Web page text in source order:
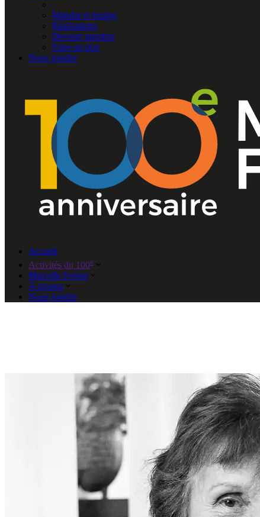
Mandat et équipe
Réalisations
Devenir membre
Faire un don
Nous joindre
Accueil
Activités du 100e
Marcelle Ferron
À propos
Nous joindre